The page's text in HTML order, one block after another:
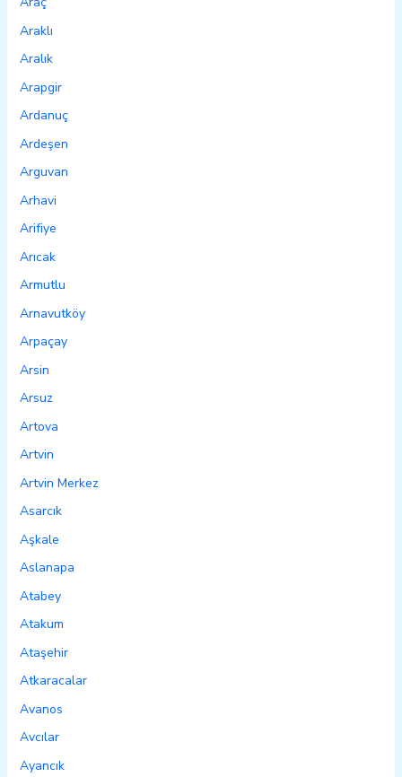
Araklı
Aralık
Arapgir
Ardanuç
Ardeşen
Arguvan
Arhavi
Arifiye
Arıcak
Armutlu
Arnavutköy
Arpaçay
Arsin
Arsuz
Artova
Artvin
Artvin Merkez
Asarcık
Aşkale
Aslanapa
Atabey
Atakum
Ataşehir
Atkaracalar
Avanos
Avcılar
Ayancık